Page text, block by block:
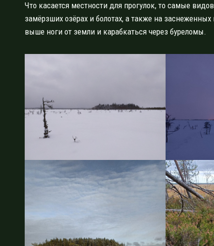
Что касается местности для прогулок, то самые
замёрзших озёрах и болотах, а также на
выше ноги от земли и карабкаться через буреломы.